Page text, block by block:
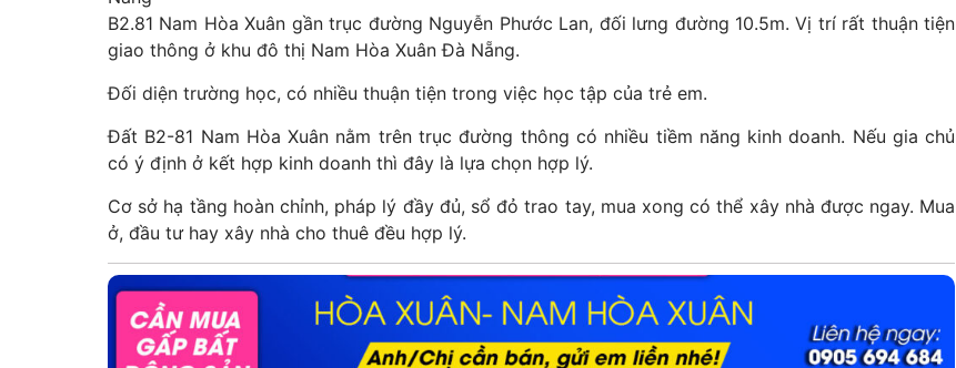
B2.81 Nam Hòa Xuân gần trục đường Nguyễn Phước Lan, đối lưng đường 10.5m. Vị trí rất thuận tiện
giao thông ở khu đô thị Nam Hòa Xuân Đà Nẵng.
Đối diện trường học, có nhiều thuận tiện trong việc học tập của trẻ em.
Đất B2-81 Nam Hòa Xuân nằm trên trục đường thông có nhiều tiềm năng kinh doanh. Nếu gia chủ
có ý định ở kết hợp kinh doanh thì đây là lựa chọn hợp lý.
Cơ sở hạ tầng hoàn chỉnh, pháp lý đầy đủ, sổ đỏ trao tay, mua xong có thể xây nhà được ngay. Mua
ở, đầu tư hay xây nhà cho thuê đều hợp lý.